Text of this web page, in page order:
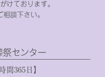
けております。
談下さい。
センター
間365日】